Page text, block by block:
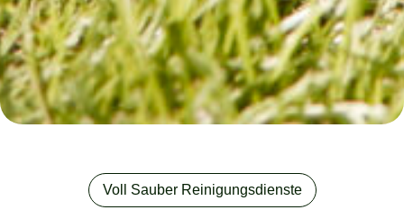
Voll Sauber Reinigungsdienste